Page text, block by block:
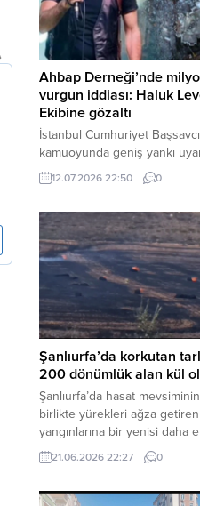
önlemleri altında adliyeye
U.Y. ve...
Ahbap Derneği’nde
vurgun iddiası: Haluk
Ekibine gözaltı
İstanbul Cumhuriyet
kamuoyunda geniş yankı
Ahbap Derneği’ne yönelik
soruşturma başlattığını ve
şüphelilerin gözaltına
Yürütülen tahkikatın
Kanunu’na muhalefet”,
kaynaklanan mal varlığı
aklama” ve “örgüt”
kapsamında derinleştirildiği
Haber Merkezi –
odağında, özellikle 6 Şubat...
12.07.2026 22:50 0
Şanlıurfa’da korkutan
200 dönümlük alan kül
Şanlıurfa’da hasat
birlikte yürekleri ağza
yangınlarına bir yenisi daha
Hilvan ilçesinde çıkan
dönümü biçilmemiş buğday
teslim olarak küle döndü.
21.06.2026 22:27 0